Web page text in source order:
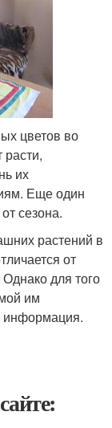
цветов во
расти,
их
Еще один
сезона.
растений в
от
для того
им
информация.